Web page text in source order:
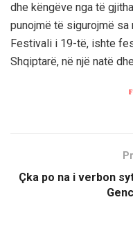
dhe këngëve nga të
punojmë të sigurojmë
Festivali i 19-të, ishte
Shqiptarë, në një natë
Çka po na i verbon